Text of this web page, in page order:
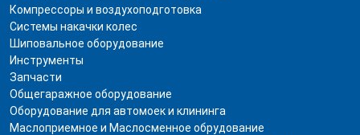
Компрессоры и воздухоподготовка
Системы накачки колес
Шиповальное оборудование
Инструменты
Запчасти
Общегаражное оборудование
Оборудование для автомоек и клининга
Маслоприемное и Маслосменное обрудование